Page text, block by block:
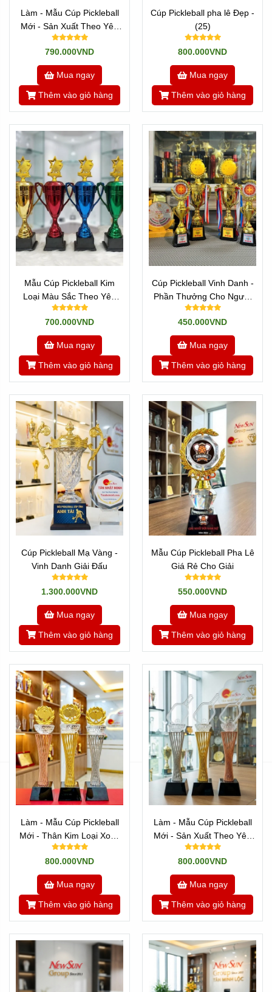
Làm - Mẫu Cúp Pickleball
Mới - Sản Xuất Theo Yêu
Cầu
790.000VND
Mua ngay
Thêm vào giỏ hàng
Cúp Pickleball pha lê Đẹp -
(25)
800.000VND
Mua ngay
Thêm vào giỏ hàng
Mẫu Cúp Pickleball Kim
Loại Màu Sắc Theo Yêu
Cầu
700.000VND
Mua ngay
Thêm vào giỏ hàng
Cúp Pickleball Vinh Danh -
Phần Thưởng Cho Người
Xuất Sắc
450.000VND
Mua ngay
Thêm vào giỏ hàng
Cúp Pickleball Mạ Vàng -
Vinh Danh Giải Đấu
1.300.000VND
Mua ngay
Thêm vào giỏ hàng
Mẫu Cúp Pickleball Pha Lê
Giá Rẻ Cho Giải
550.000VND
Mua ngay
Thêm vào giỏ hàng
Làm - Mẫu Cúp Pickleball
Mới - Thân Kim Loại Xoắn
Sợi
800.000VND
Mua ngay
Thêm vào giỏ hàng
Làm - Mẫu Cúp Pickleball
Mới - Sản Xuất Theo Yêu
Cầu (9)
800.000VND
Mua ngay
Thêm vào giỏ hàng